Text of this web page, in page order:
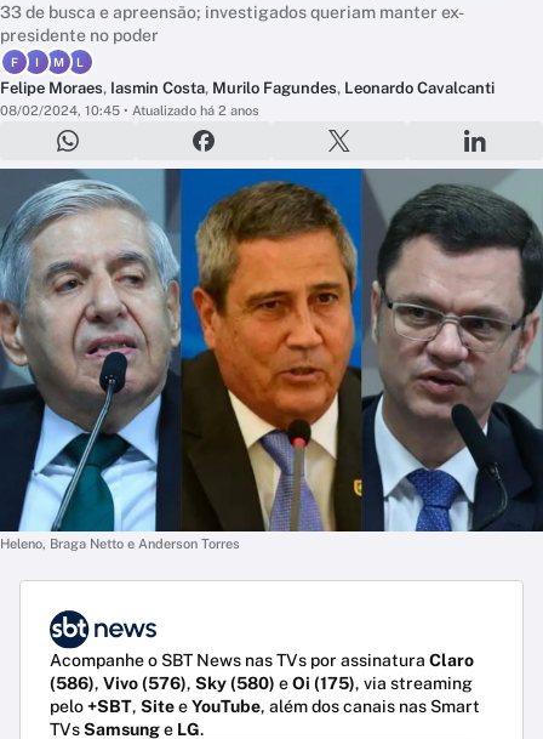
33 de busca e apreensão; investigados queriam manter ex-
presidente no poder
F I M L
Felipe Moraes, Iasmin Costa, Murilo Fagundes, Leonardo Cavalcanti
08/02/2024, 10:45 • Atualizado há 2 anos
Heleno, Braga Netto e Anderson Torres
Acompanhe o SBT News nas TVs por assinatura Claro
(586), Vivo (576), Sky (580) eOi (175), via streaming
pelo+SBT, SiteeYouTube, além dos canais nas Smart
TVsSamsunge LG.